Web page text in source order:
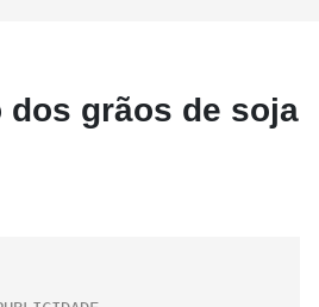
dos grãos de soja